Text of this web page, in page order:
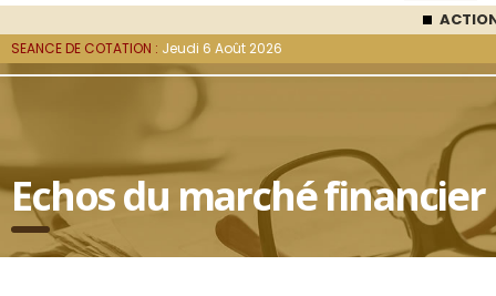
ACTION SEMC:
SEANCE DE COTATION : Jeudi 6 Août 2026
Echos du marché financier